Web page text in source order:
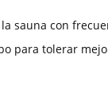
la sauna con
para tolerar